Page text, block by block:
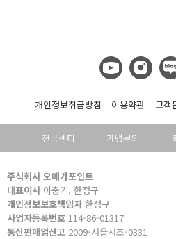
개인정보취급방침 이용약관 고객
전국센터 가맹문의
주식회사 오메가포인트
대표이사이충기, 한정규
개인정보보호책임자한정규
사업자등록번호 114-86-01317
통신판매업신고 2009-서울서초-0331